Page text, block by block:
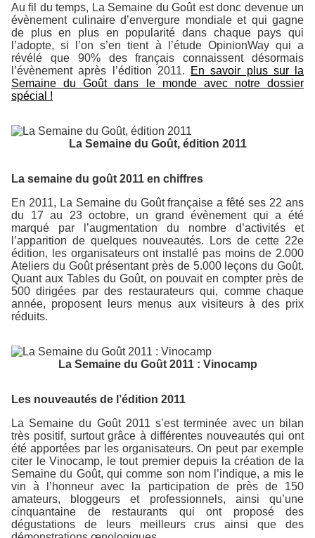
Au fil du temps, La Semaine du Goût est donc devenue un
évènement culinaire d’envergure mondiale et qui gagne
de plus en plus en popularité dans chaque pays qui
l’adopte, si l’on s’en tient à l’étude OpinionWay qui a
révélé que 90% des français connaissent désormais
l’évènement après l’édition 2011.
En savoir plus sur la
Semaine du Goût dans le monde avec notre dossier
spécial !
La Semaine du Goût, édition 2011
La semaine du goût 2011 en chiffres
En 2011, La Semaine du Goût française a fêté ses 22 ans
du 17 au 23 octobre, un grand évènement qui a été
marqué par l’augmentation du nombre d’activités et
l’apparition de quelques nouveautés. Lors de cette 22e
édition, les organisateurs ont installé pas moins de 2.000
Ateliers du Goût présentant près de 5.000 leçons du Goût.
Quant aux Tables du Goût, on pouvait en compter près de
500 dirigées par des restaurateurs qui, comme chaque
année, proposent leurs menus aux visiteurs à des prix
réduits.
La Semaine du Goût 2011 : Vinocamp
Les nouveautés de l’édition 2011
La Semaine du Goût 2011 s’est terminée avec un bilan
très positif, surtout grâce à différentes nouveautés qui ont
été apportées par les organisateurs. On peut par exemple
citer le Vinocamp, le tout premier depuis la création de la
Semaine du Goût, qui comme son nom l’indique, a mis le
vin à l’honneur avec la participation de près de 150
amateurs, bloggeurs et professionnels, ainsi qu’une
cinquantaine de restaurants qui ont proposé des
dégustations de leurs meilleurs crus ainsi que des